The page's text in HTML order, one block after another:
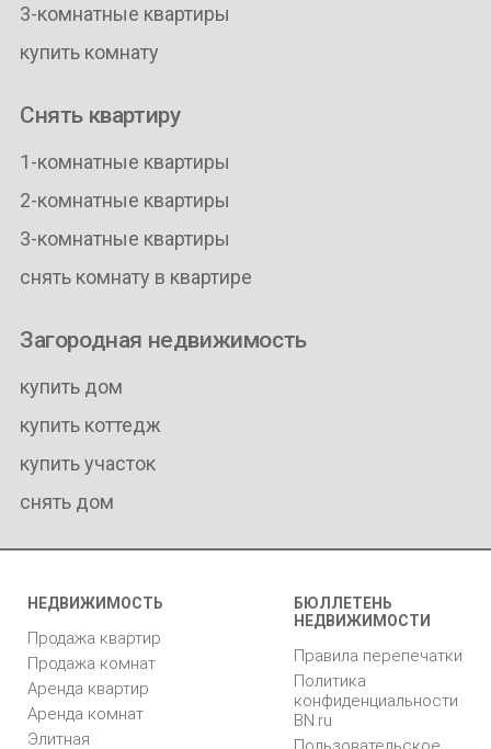
3-комнатные квартиры
купить комнату
Снять квартиру
1-комнатные квартиры
2-комнатные квартиры
3-комнатные квартиры
снять комнату в квартире
Загородная недвижимость
купить дом
купить коттедж
купить участок
снять дом
НЕДВИЖИМОСТЬ
Продажа квартир
Продажа комнат
Аренда квартир
Аренда комнат
Элитная
БЮЛЛЕТЕНЬ
НЕДВИЖИМОСТИ
Правила перепечатки
Политика
конфиденциальности
BN.ru